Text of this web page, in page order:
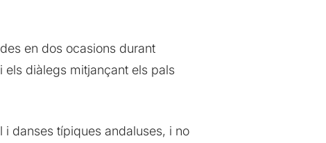
en dos ocasions durant
els diàlegs mitjançant els pals
i danses típiques andaluses, i no